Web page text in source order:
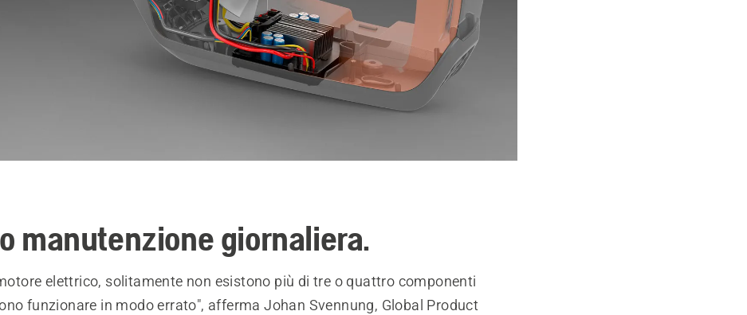
manutenzione giornaliera.
elettrico, solitamente non esistono più di tre o quattro componenti
funzionare in modo errato", afferma Johan Svennung, Global Product